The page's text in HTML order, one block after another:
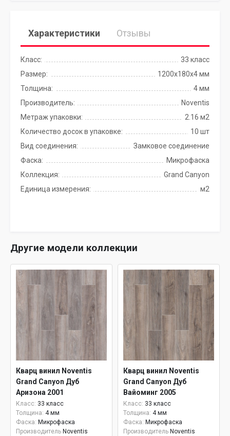
Характеристики Отзывы
Класс:
33 класс
Размер:
1200х180х4 мм
Толщина:
4 мм
Производитель:
Noventis
Метраж упаковки:
2.16 м2
Количество досок в упаковке:
10 шт
Вид соединения:
Замковое соединение
Фаска:
Микрофаска
Коллекция:
Grand Canyon
Единица измерения:
м2
Другие модели коллекции
Кварц винил Noventis
Grand Canyon Дуб
Аризона 2001
Класс: 33 класс
Толщина: 4 мм
Фаска: Микрофаска
Производитель Noventis
Кварц винил Noventis
Grand Canyon Дуб
Вайоминг 2005
Класс: 33 класс
Толщина: 4 мм
Фаска: Микрофаска
Производитель Noventis